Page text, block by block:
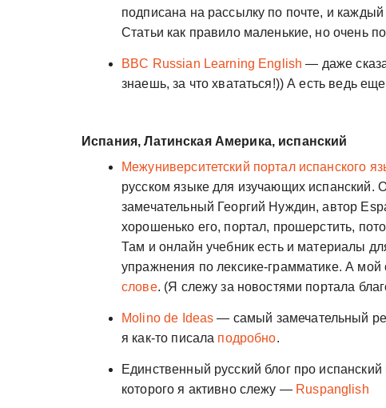
подписана на рассылку по почте, и
Статьи как правило маленькие, но очень
BBC Russian Learning English — даже
знаешь, за что хвататься!)) А есть ведь
Испания, Латинская Америка, испанский
Межуниверситетский портал испанского
русском языке для изучающих испанский.
замечательный Георгий Нуждин, автор
хорошенько его, портал, прошерстить,
Там и онлайн учебник есть и материалы
упражнения по лексике-грамматике. А
слове. (Я слежу за новостями портала
Molino de Ideas — самый замечательный
я как-то писала подробно.
Единственный русский блог про
которого я активно слежу — Ruspanglish